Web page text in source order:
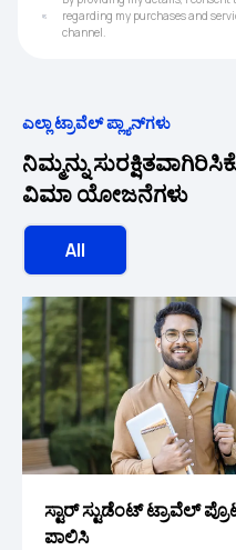
regarding my purchases and
channel.
ಎಲ್ಲಾ ಟ್ರಾವೆಲ್ ಪ್ಲ್ಯಾನ್‌ಗಳು
ನಿಮ್ಮನ್ನು
ವಿಮಾ ಯೋಜನೆಗಳು
All
ಸ್ಟಾರ್ ಸ್ಟುಡೆಂಟ್‌ ಟ್ರಾವೆಲ್
ಪಾಲಿಸಿ